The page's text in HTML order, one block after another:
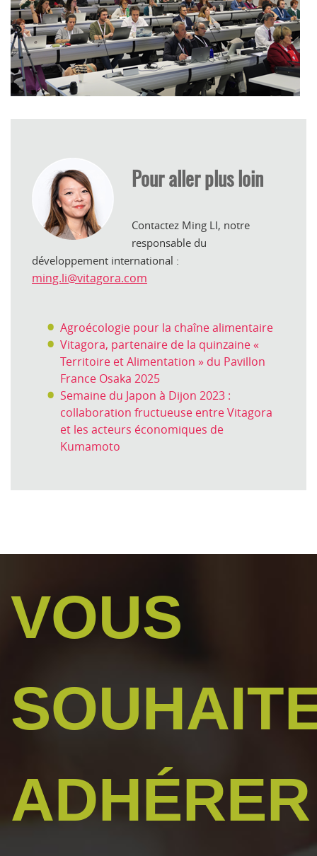
Pour aller plus loin
Contactez Ming LI, notre
responsable du
développement international :
ming.li@vitagora.com
Agroécologie pour la chaîne alimentaire
Vitagora, partenaire de la quinzaine «
Territoire et Alimentation » du Pavillon
France Osaka 2025
Semaine du Japon à Dijon 2023 :
collaboration fructueuse entre Vitagora
et les acteurs économiques de
Kumamoto
VOUS